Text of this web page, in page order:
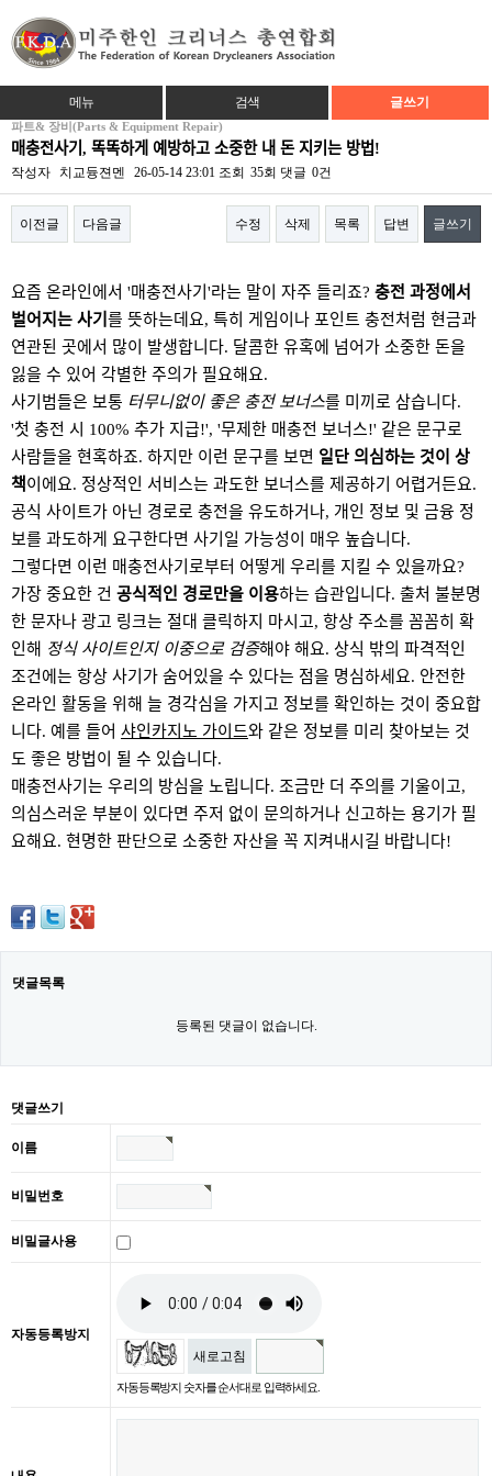
메뉴 검색 글쓰기
파트& 장비(Parts & Equipment Repair)
매충전사기, 똑똑하게 예방하고 소중한 내 돈 지키는 방법!
작성자 치교듕젼멘 26-05-14 23:01 조회 35회 댓글 0건
이전글 다음글 수정 삭제 목록 답변 글쓰기
요즘 온라인에서 '매충전사기'라는 말이 자주 들리죠? 충전 과정에서
벌어지는 사기 를 뜻하는데요, 특히 게임이나 포인트 충전처럼 현금과
연관된 곳에서 많이 발생합니다. 달콤한 유혹에 넘어가 소중한 돈을
잃을 수 있어 각별한 주의가 필요해요.
사기범들은 보통 터무니없이 좋은 충전 보너스를 미끼로 삼습니다.
'첫 충전 시 100% 추가 지급!', '무제한 매충전 보너스!' 같은 문구로
사람들을 현혹하죠. 하지만 이런 문구를 보면 일단 의심하는 것이 상
책이에요. 정상적인 서비스는 과도한 보너스를 제공하기 어렵거든요.
공식 사이트가 아닌 경로로 충전을 유도하거나, 개인 정보 및 금융 정
보를 과도하게 요구한다면 사기일 가능성이 매우 높습니다.
그렇다면 이런 매충전사기로부터 어떻게 우리를 지킬 수 있을까요?
가장 중요한 건 공식적인 경로만을 이용하는 습관입니다. 출처 불분명
한 문자나 광고 링크는 절대 클릭하지 마시고, 항상 주소를 꼼꼼히 확
인해 정식 사이트인지 이중으로 검증해야 해요. 상식 밖의 파격적인
조건에는 항상 사기가 숨어있을 수 있다는 점을 명심하세요. 안전한
온라인 활동을 위해 늘 경각심을 가지고 정보를 확인하는 것이 중요합
니다. 예를 들어 샤인카지노 가이드와 같은 정보를 미리 찾아보는 것
도 좋은 방법이 될 수 있습니다.
매충전사기는 우리의 방심을 노립니다. 조금만 더 주의를 기울이고,
의심스러운 부분이 있다면 주저 없이 문의하거나 신고하는 용기가 필
요해요. 현명한 판단으로 소중한 자산을 꼭 지켜내시길 바랍니다!
댓글목록
등록된 댓글이 없습니다.
댓글쓰기
이름
비밀번호
비밀글사용
자동등록방지
새로고침
자동등록방지 숫자를 순서대로 입력하세요.